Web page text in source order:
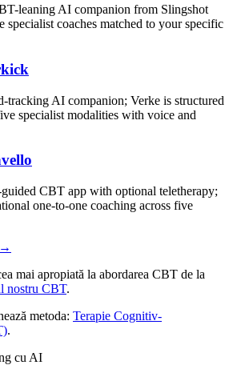
leaning AI companion from Slingshot
specialist coaches matched to your specific
tracking AI companion; Verke is structured
specialist modalities with voice and
CBT app with optional teletherapy;
one-to-one coaching across five
→
mai apropiată la abordarea CBT de la
nostru CBT.
metoda: Terapie Cognitiv-
.
cu AI